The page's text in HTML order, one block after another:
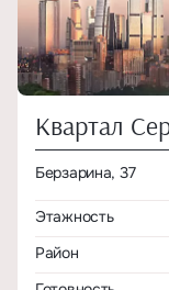
Квартал
Берзарина, 37
Этажность
Район